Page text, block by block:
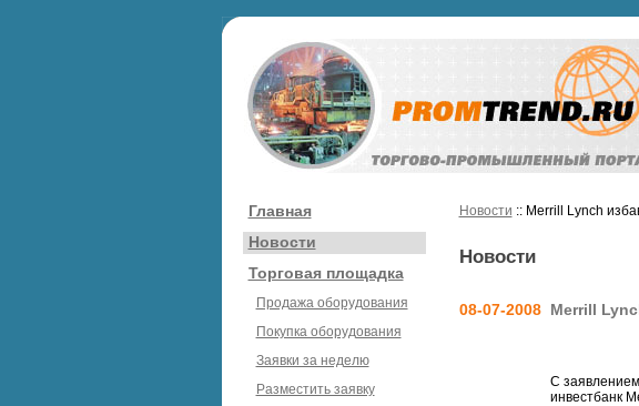
Главная
Новости
Торговая площадка
Продажа оборудования
Покупка оборудования
Заявки за неделю
Разместить заявку
Новости :: Merrill Lynch
Новости
08-07-2008 Merrill
С
инвестбанк